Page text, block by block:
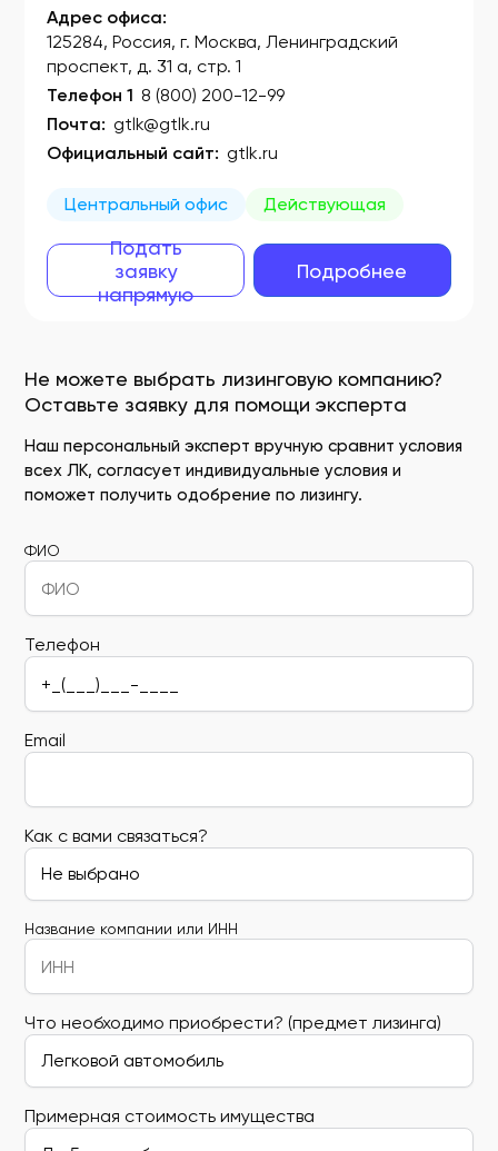
Не можете выбрать лизинговую компанию?
Оставьте заявку для помощи эксперта
Наш персональный эксперт вручную сравнит условия
всех ЛК, согласует индивидуальные условия и
поможет получить одобрение по лизингу.
ФИО
Телефон
Email
Как с вами связаться?
Название компании или ИНН
Что необходимо приобрести? (предмет лизинга)
Примерная стоимость имущества
Адрес офиса:
125284, Россия, г. Москва, Ленинградский
проспект, д. 31 а, стр. 1
Телефон 1 8 (800) 200-12-99
Почта: gtlk@gtlk.ru
Официальный сайт: gtlk.ru
Центральный офис Действующая
Подать
заявку
напрямую
Подробнее